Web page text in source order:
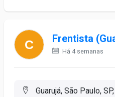
Frentista
Há 4 semanas
Guarujá, São Paulo,